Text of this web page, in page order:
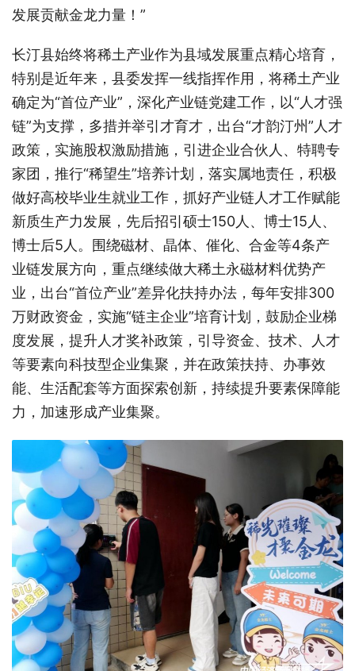
发展贡献金龙力量！”
长汀县始终将稀土产业作为县域发展重点精心培育，
特别是近年来，县委发挥一线指挥作用，将稀土产业
确定为“首位产业”，深化产业链党建工作，以“人才强
链”为支撑，多措并举引才育才，出台“才韵汀州”人才
政策，实施股权激励措施，引进企业合伙人、特聘专
家团，推行“稀望生”培养计划，落实属地责任，积极
做好高校毕业生就业工作，抓好产业链人才工作赋能
新质生产力发展，先后招引硕士150人、博士15人、
博士后5人。围绕磁材、晶体、催化、合金等4条产
业链发展方向，重点继续做大稀土永磁材料优势产
业，出台“首位产业”差异化扶持办法，每年安排300
万财政资金，实施“链主企业”培育计划，鼓励企业梯
度发展，提升人才奖补政策，引导资金、技术、人才
等要素向科技型企业集聚，并在政策扶持、办事效
能、生活配套等方面探索创新，持续提升要素保障能
力，加速形成产业集聚。